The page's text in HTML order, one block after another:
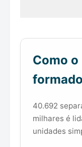
Como
formado
40.692
milhares é
unidades